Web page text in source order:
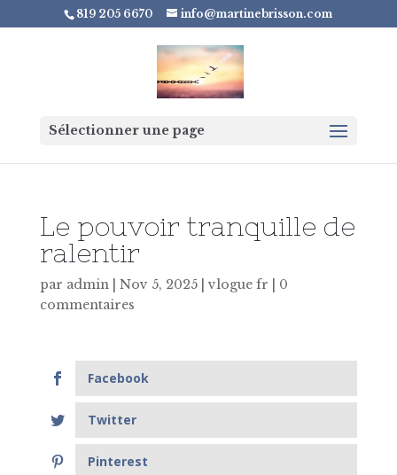
819 205 6670 info@martinebrisson.com
Sélectionner une page
Le pouvoir tranquille de
ralentir
par admin| Nov 5, 2025|vlogue fr
0
commentaires
Facebook
Twitter
Pinterest